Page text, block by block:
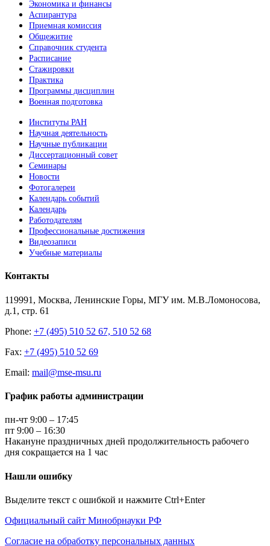
Экономика и финансы
Аспирантура
Приемная комиссия
Общежитие
Справочник студента
Расписание
Стажировки
Практика
Программы дисциплин
Военная подготовка
Институты РАН
Научная деятельность
Научные публикации
Диссертационный совет
Семинары
Новости
Фотогалереи
Календарь событий
Календарь
Работодателям
Профессиональные достижения
Видеозаписи
Учебные материалы
Контакты
119991, Москва, Ленинские Горы, МГУ им. М.В.Ломоносова,
д.1, стр. 61
Phone: +7 (495) 510 52 67, 510 52 68
Fax: +7 (495) 510 52 69
Email: mail@mse-msu.ru
График работы администрации
пн-чт 9:00 – 17:45
пт 9:00 – 16:30
Накануне праздничных дней продолжительность рабочего
дня сокращается на 1 час
Нашли ошибку
Выделите текст с ошибкой и нажмите Ctrl+Enter
Официальный сайт Минобрнауки РФ
Согласие на обработку персональных данных